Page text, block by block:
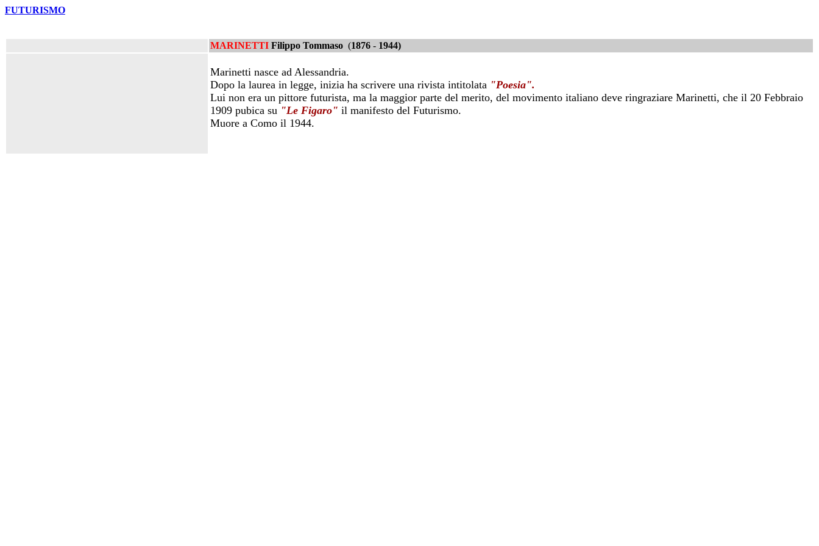
FUTURISMO
MARINETTI Filippo Tommaso (1876 - 1944)
Marinetti nasce ad Alessandria.
Dopo la laurea in legge, inizia ha scrivere una rivista intitolata "Poesia".
Lui non era un pittore futurista, ma la maggior parte del merito, del movimento italiano deve ringraziare Marinetti, che il 20 Febbraio
1909 pubica su "Le Figaro" il manifesto del Futurismo.
Muore a Como il 1944.